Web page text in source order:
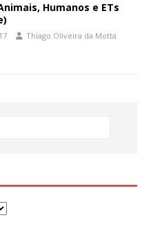
Humanos e ETs
Thiago Oliveira da Motta